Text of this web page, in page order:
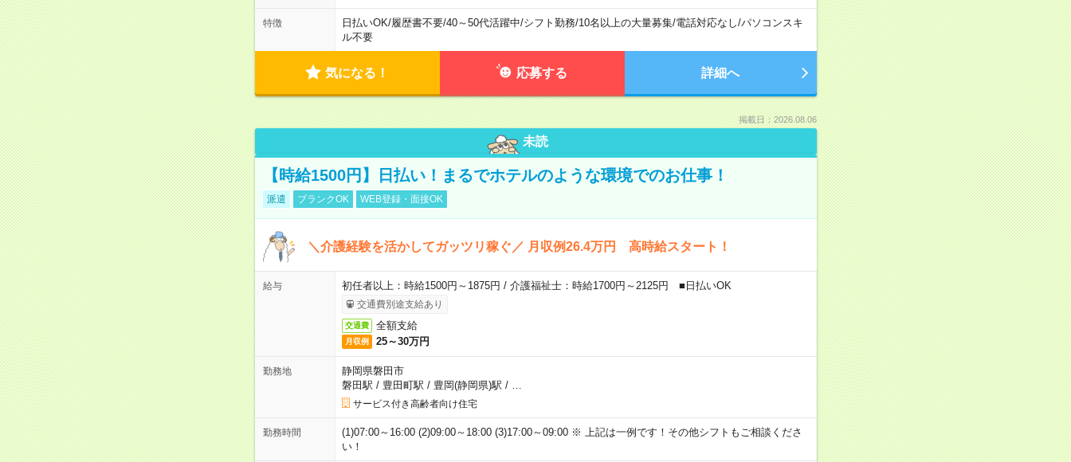
特徴 日払いOK/履歴書不要/40～50代活躍中/シフト勤務/10名以上の大量募集/電話対応なし/パソコンスキ
ル不要
気になる！ 応募する 詳細へ
掲載日：2026.08.06
未読
【時給1500円】日払い！まるでホテルのような環境でのお仕事！
派遣 ブランクOK WEB登録・面接OK
＼介護経験を活かしてガッツリ稼ぐ／ 月収例26.4万円 高時給スタート！
給与 初任者以上：時給1500円～1875円 / 介護福祉士：時給1700円～2125円 ■日払いOK
交通費別途支給あり
交通費 全額支給
月収例 25～30万円
勤務地
静岡県磐田市
磐田駅 / 豊田町駅 / 豊岡(静岡県)駅 /
サービス付き高齢者向け住宅
勤務時間
(1)07:00～16:00 (2)09:00～18:00 (3)17:00～09:00 ※ 上記は一例です！その他シフトもご相談くださ
い！